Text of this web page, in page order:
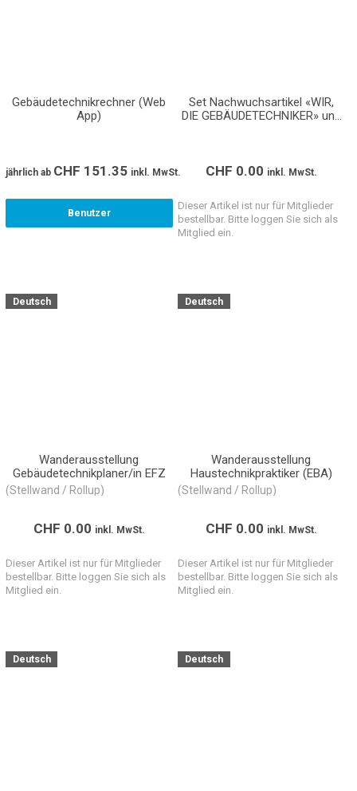
Gebäudetechnikrechner (Web
App)
jährlich ab CHF 151.35 inkl. MwSt.
Benutzer
Set Nachwuchsartikel «WIR,
DIE GEBÄUDETECHNIKER» und
CHF 0.00 inkl. MwSt.
Dieser Artikel ist nur für Mitglieder
bestellbar. Bitte loggen Sie sich als
Mitglied ein.
Deutsch
Wanderausstellung
Gebäudetechnikplaner/in EFZ
(Stellwand / Rollup)
CHF 0.00 inkl. MwSt.
Dieser Artikel ist nur für Mitglieder
bestellbar. Bitte loggen Sie sich als
Mitglied ein.
Deutsch
Wanderausstellung
Haustechnikpraktiker (EBA)
(Stellwand / Rollup)
CHF 0.00 inkl. MwSt.
Dieser Artikel ist nur für Mitglieder
bestellbar. Bitte loggen Sie sich als
Mitglied ein.
Deutsch Deutsch